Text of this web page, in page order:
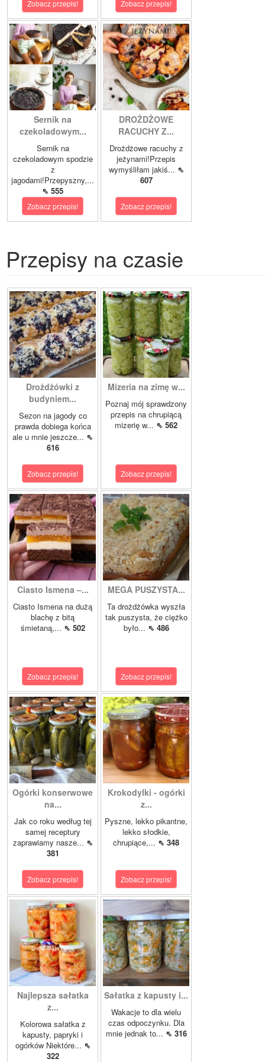
Zobacz przepis! Zobacz przepis!
Sernik na
czekoladowym...
Sernik na
czekoladowym spodzie
z
jagodami!Przepyszny,...
⇖ 555
Zobacz przepis!
DROŻDŻOWE
RACUCHY Z...
Drożdżowe racuchy z
jeżynami!Przepis
wymyśliłam jakiś... ⇖
607
Zobacz przepis!
Przepisy na czasie
Drożdżówki z
budyniem...
Sezon na jagody co
prawda dobiega końca
ale u mnie jeszcze... ⇖
616
Zobacz przepis!
Mizeria na zimę w...
Poznaj mój sprawdzony
przepis na chrupiącą
mizerię w... ⇖ 562
Zobacz przepis!
Ciasto Ismena –...
Ciasto Ismena na dużą
blachę z bitą
śmietaną,... ⇖ 502
Zobacz przepis!
MEGA PUSZYSTA...
Ta drożdżówka wyszła
tak puszysta, że ciężko
było... ⇖ 486
Zobacz przepis!
Ogórki konserwowe
na...
Jak co roku według tej
samej receptury
zaprawiamy nasze... ⇖
381
Zobacz przepis!
Krokodylki - ogórki
z...
Pyszne, lekko pikantne,
lekko słodkie,
chrupiące,... ⇖ 348
Zobacz przepis!
Najlepsza sałatka
z...
Kolorowa sałatka z
kapusty, papryki i
ogórków Niektóre... ⇖
322
Sałatka z kapusty i...
Wakacje to dla wielu
czas odpoczynku. Dla
mnie jednak to... ⇖ 316